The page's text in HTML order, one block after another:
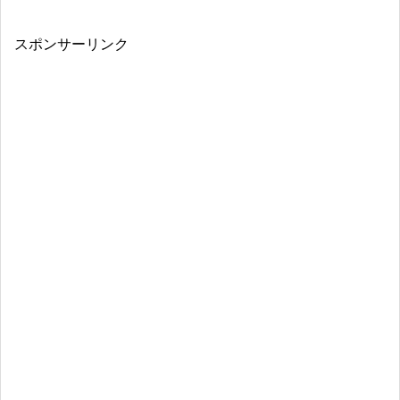
スポンサーリンク